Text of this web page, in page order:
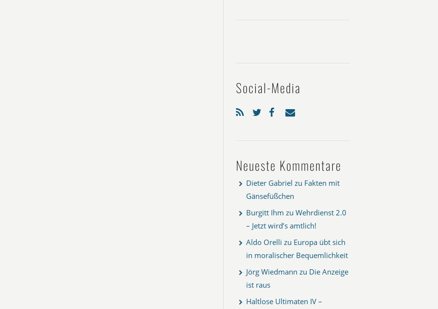
Social-Media
Neueste Kommentare
Dieter Gabriel zu Fakten mit
Gänsefüßchen
Burgitt Ihm zu Wehrdienst 2.0
– Jetzt wird’s amtlich!
Aldo Orelli zu Europa übt sich
in moralischer Bequemlichkeit
Jörg Wiedmann zu Die Anzeige
ist raus
Haltlose Ultimaten IV –